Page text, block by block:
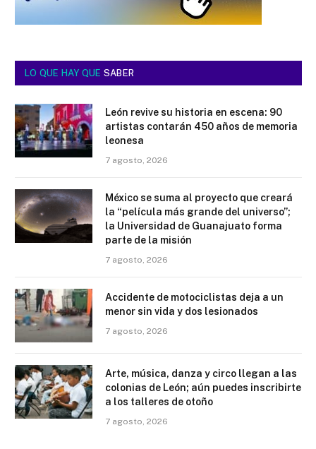
LO QUE HAY QUE SABER
León revive su historia en escena: 90
artistas contarán 450 años de memoria
leonesa
7 agosto, 2026
México se suma al proyecto que creará
la “película más grande del universo”;
la Universidad de Guanajuato forma
parte de la misión
7 agosto, 2026
Accidente de motociclistas deja a un
menor sin vida y dos lesionados
7 agosto, 2026
Arte, música, danza y circo llegan a las
colonias de León; aún puedes inscribirte
a los talleres de otoño
7 agosto, 2026